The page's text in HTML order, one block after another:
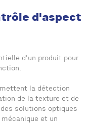
d'aspect
d'un produit pour
la détection
de la texture et de
des solutions optiques
et un